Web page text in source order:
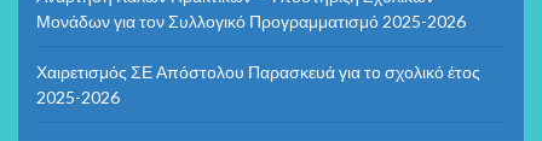
Μονάδων για τον Συλλογικό Προγραμματισμό 2025-2026
Χαιρετισμός ΣΕ Απόστολου Παρασκευά για το σχολικό έτος
2025-2026